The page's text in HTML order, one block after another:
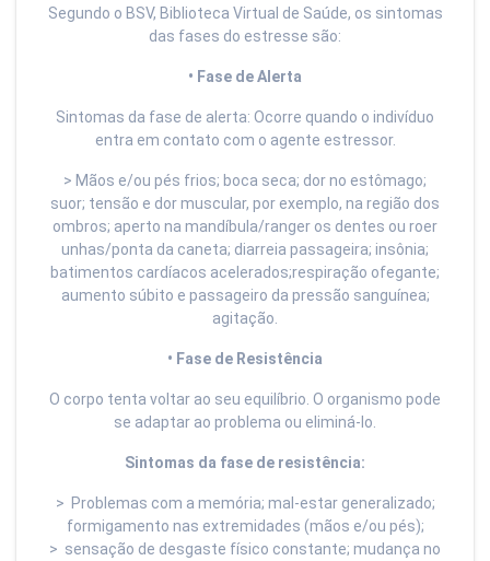
Segundo o BSV, Biblioteca Virtual de Saúde, os sintomas
das fases do estresse são:
• Fase de Alerta
Sintomas da fase de alerta: Ocorre quando o indivíduo
entra em contato com o agente estressor.
> Mãos e/ou pés frios; boca seca; dor no estômago;
suor; tensão e dor muscular, por exemplo, na região dos
ombros; aperto na mandíbula/ranger os dentes ou roer
unhas/ponta da caneta; diarreia passageira; insônia;
batimentos cardíacos acelerados;respiração ofegante;
aumento súbito e passageiro da pressão sanguínea;
agitação.
• Fase de Resistência
O corpo tenta voltar ao seu equilíbrio. O organismo pode
se adaptar ao problema ou eliminá-lo.
Sintomas da fase de resistência:
> Problemas com a memória; mal-estar generalizado;
formigamento nas extremidades (mãos e/ou pés);
> sensação de desgaste físico constante; mudança no